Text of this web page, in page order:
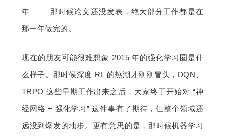
年 —— 那时候论文还没发表，绝大部分工作都是在
那一年做完的。
现在的朋友可能很难想象 2015 年的强化学习圈是什
么样子。那时候深度 RL 的热潮才刚刚冒头，DQN、
TRPO 这些早期工作出来之后，大家终于开始对 “神
经网络 + 强化学习” 这件事有了期待，但整个领域还
远没到爆发的地步。更有意思的是，那时候机器学习